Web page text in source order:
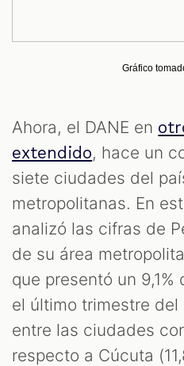
Gráfico
Ahora, el DANE en
extendido, hace un
siete ciudades del
metropolitanas. En
analizó las cifras de
de su área
que presentó un
el último trimestre
entre las ciudades
respecto a Cúcuta